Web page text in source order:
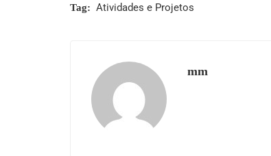
Tag: Atividades e Projetos
mm